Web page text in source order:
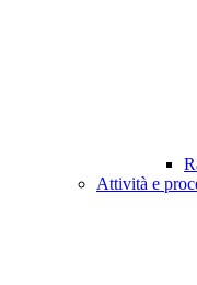
Attività e